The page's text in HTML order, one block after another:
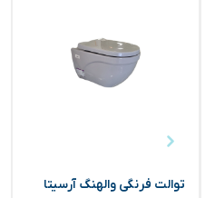
توالت فرنگی والهنگ آرسیتا